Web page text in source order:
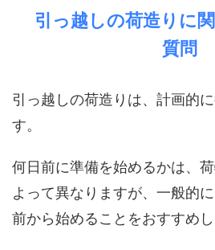
引っ越しの荷造りに
質問
引っ越しの荷造りは、計画的
す。
何日前に準備を始めるかは、
よって異なりますが、一般的
前から始めることをおすすめし